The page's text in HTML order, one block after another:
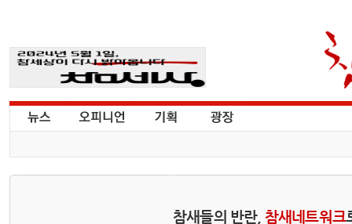
참새들의 반란, 참새네트워크